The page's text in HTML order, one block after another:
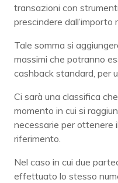
transazioni con
prescindere dall’importo
Tale somma si
massimi che potranno
cashback standard, per
Ci sarà una classifica
momento in cui si
necessarie per ottenere
riferimento.
Nel caso in cui due
effettuato lo stesso